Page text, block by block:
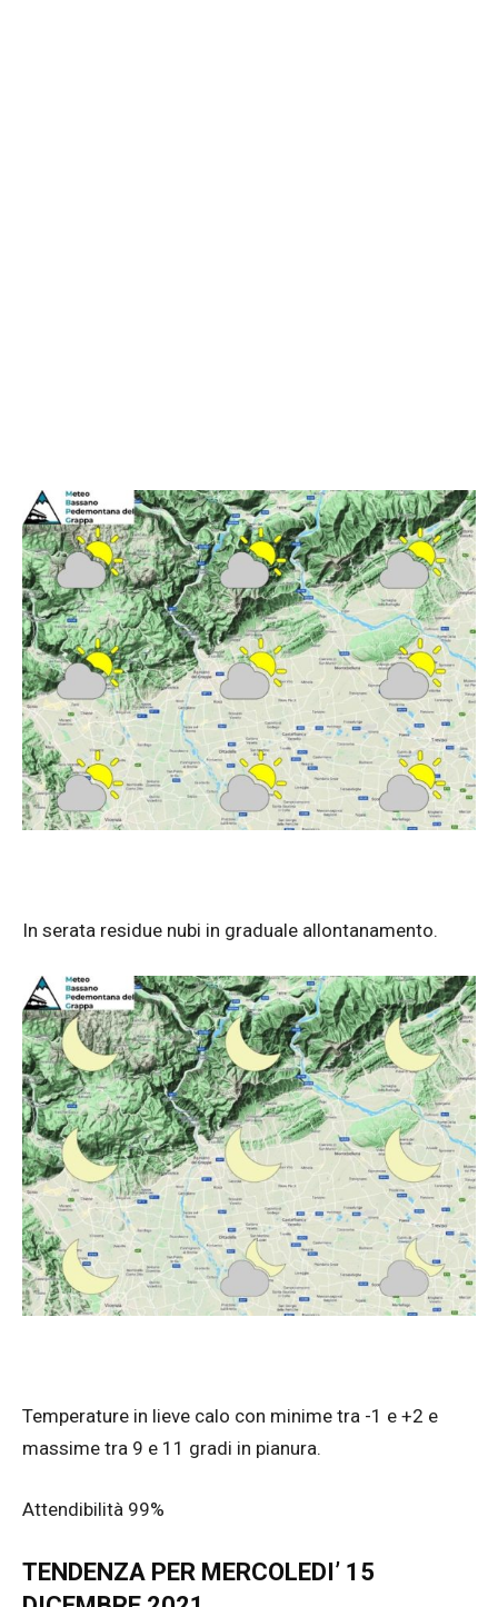
In serata residue nubi in graduale allontanamento.
Temperature in lieve calo con minime tra -1 e +2 e
massime tra 9 e 11 gradi in pianura.
Attendibilità 99%
TENDENZA PER MERCOLEDI’ 15